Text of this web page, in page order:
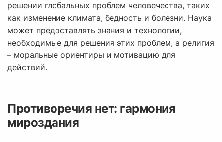
решении глобальных проблем человечества, таких
как изменение климата, бедность и болезни. Наука
может предоставлять знания и технологии,
необходимые для решения этих проблем, а религия
– моральные ориентиры и мотивацию для
действий.
Противоречия нет: гармония
мироздания